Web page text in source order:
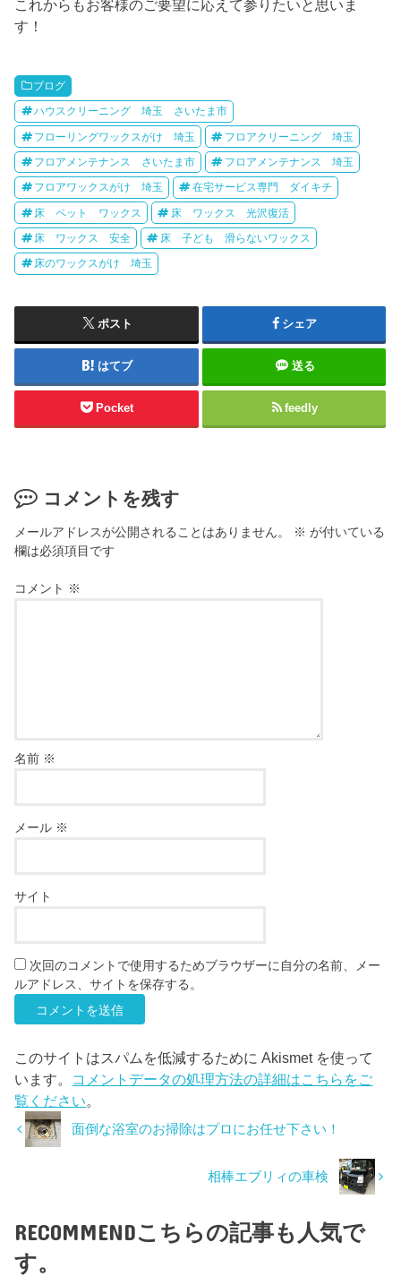
これからもお客様のご要望に応えて参りたいと思いま
す！
ブログ
ハウスクリーニング 埼玉 さいたま市
フローリングワックスがけ 埼玉 フロアクリーニング 埼玉
フロアメンテナンス さいたま市 フロアメンテナンス 埼玉
フロアワックスがけ 埼玉 在宅サービス専門 ダイキチ
床 ペット ワックス 床 ワックス 光沢復活
床 ワックス 安全 床 子ども 滑らないワックス
床のワックスがけ 埼玉
ポスト シェア
はてブ 送る
Pocket feedly
コメントを残す
メールアドレスが公開されることはありません。 ※ が付いている
欄は必須項目です
コメント ※
名前 ※
メール ※
サイト
次回のコメントで使用するためブラウザーに自分の名前、メー
ルアドレス、サイトを保存する。
このサイトはスパムを低減するために Akismet を使って
います。 コメントデータの処理方法の詳細はこちらをご
覧ください。
面倒な浴室のお掃除はプロにお任せ下さい！
相棒エブリィの車検
RECOMMENDこちらの記事も人気で
す。